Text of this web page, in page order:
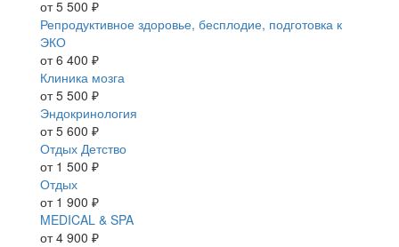
от 5 500 ₽
Репродуктивное здоровье, бесплодие, подготовка к
ЭКО
от 6 400 ₽
Клиника мозга
от 5 500 ₽
Эндокринология
от 5 600 ₽
Отдых Детство
от 1 500 ₽
Отдых
от 1 900 ₽
MEDICAL & SPA
от 4 900 ₽